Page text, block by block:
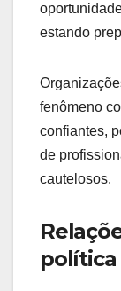
estando
fenômeno
confiantes,
de
cautelosos.
política